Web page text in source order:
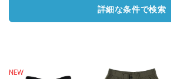
詳細な条件で検索